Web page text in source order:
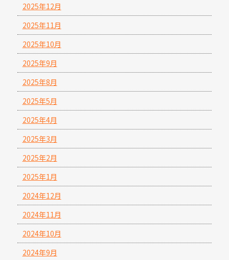
2025年12月
2025年11月
2025年10月
2025年9月
2025年8月
2025年5月
2025年4月
2025年3月
2025年2月
2025年1月
2024年12月
2024年11月
2024年10月
2024年9月